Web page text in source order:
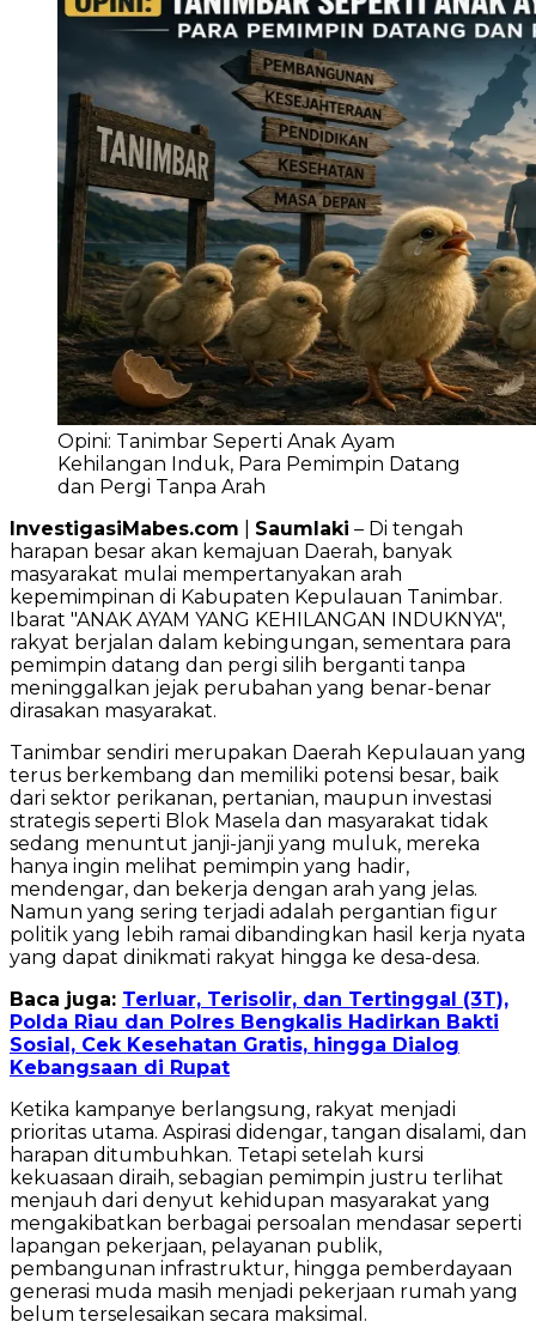
Opini: Tanimbar Seperti Anak Ayam
Kehilangan Induk, Para Pemimpin Datang
dan Pergi Tanpa Arah
InvestigasiMabes.com
Saumlaki – Di tengah
harapan besar akan kemajuan Daerah, banyak
masyarakat mulai mempertanyakan arah
kepemimpinan di Kabupaten Kepulauan Tanimbar.
Ibarat "ANAK AYAM YANG KEHILANGAN INDUKNYA",
rakyat berjalan dalam kebingungan, sementara para
pemimpin datang dan pergi silih berganti tanpa
meninggalkan jejak perubahan yang benar-benar
dirasakan masyarakat.
Tanimbar sendiri merupakan Daerah Kepulauan yang
terus berkembang dan memiliki potensi besar, baik
dari sektor perikanan, pertanian, maupun investasi
strategis seperti Blok Masela dan masyarakat tidak
sedang menuntut janji-janji yang muluk, mereka
hanya ingin melihat pemimpin yang hadir,
mendengar, dan bekerja dengan arah yang jelas.
Namun yang sering terjadi adalah pergantian figur
politik yang lebih ramai dibandingkan hasil kerja nyata
yang dapat dinikmati rakyat hingga ke desa-desa.
Baca juga: Terluar, Terisolir, dan Tertinggal (3T),
Polda Riau dan Polres Bengkalis Hadirkan Bakti
Sosial, Cek Kesehatan Gratis, hingga Dialog
Kebangsaan di Rupat
Ketika kampanye berlangsung, rakyat menjadi
prioritas utama. Aspirasi didengar, tangan disalami, dan
harapan ditumbuhkan. Tetapi setelah kursi
kekuasaan diraih, sebagian pemimpin justru terlihat
menjauh dari denyut kehidupan masyarakat yang
mengakibatkan berbagai persoalan mendasar seperti
lapangan pekerjaan, pelayanan publik,
pembangunan infrastruktur, hingga pemberdayaan
generasi muda masih menjadi pekerjaan rumah yang
belum terselesaikan secara maksimal.